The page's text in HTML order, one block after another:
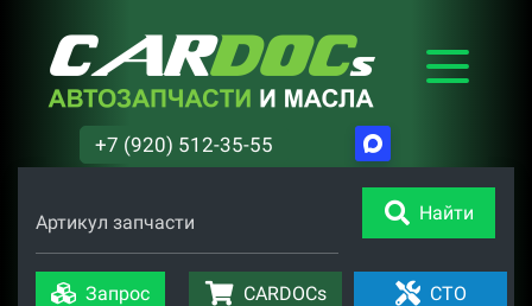
+7 (920) 512-35-55
Артикул запчасти Найти
Запрос CARDOCs СТО